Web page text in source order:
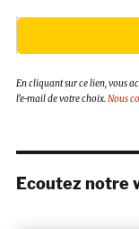
En cliquant sur ce lien, vous
l’e-mail de votre choix.Nous
Ecoutez notre